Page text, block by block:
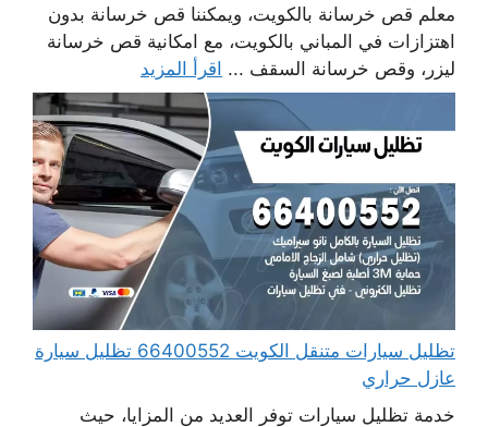
معلم قص خرسانة بالكويت، ويمكننا قص خرسانة بدون
اهتزازات في المباني بالكويت، مع امكانية قص خرسانة
ليزر، وقص خرسانة السقف ... اقرأ المزيد
تظليل سيارات متنقل الكويت 66400552 تظليل سيارة
عازل حراري
خدمة تظليل سيارات توفر العديد من المزايا، حيث